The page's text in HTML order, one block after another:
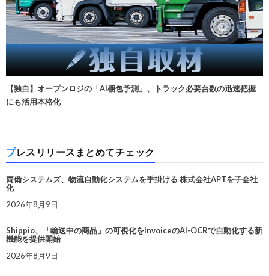
【独自】オープンロジの「AI梱包予測」、トラック必要台数の迅速把握
にも活用本格化
プレスリリースまとめてチェック
両備システムズ、物流自動化システムを手掛ける 株式会社APTを子会社
化
2026年8月9日
Shippio、「輸送中の商品」の可視化をInvoiceのAI-OCRで自動化する新
機能を提供開始
2026年8月9日